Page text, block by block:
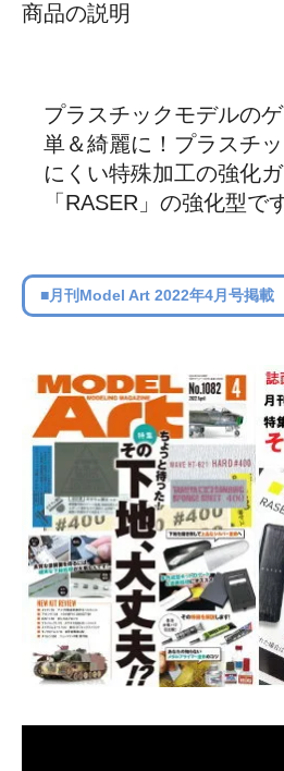
商品の説明
プラスチックモデルの
単＆綺麗に！プラスチ
にくい特殊加工の強化
「RASER」の強化型で
■月刊Model Art 2022年4月号掲載